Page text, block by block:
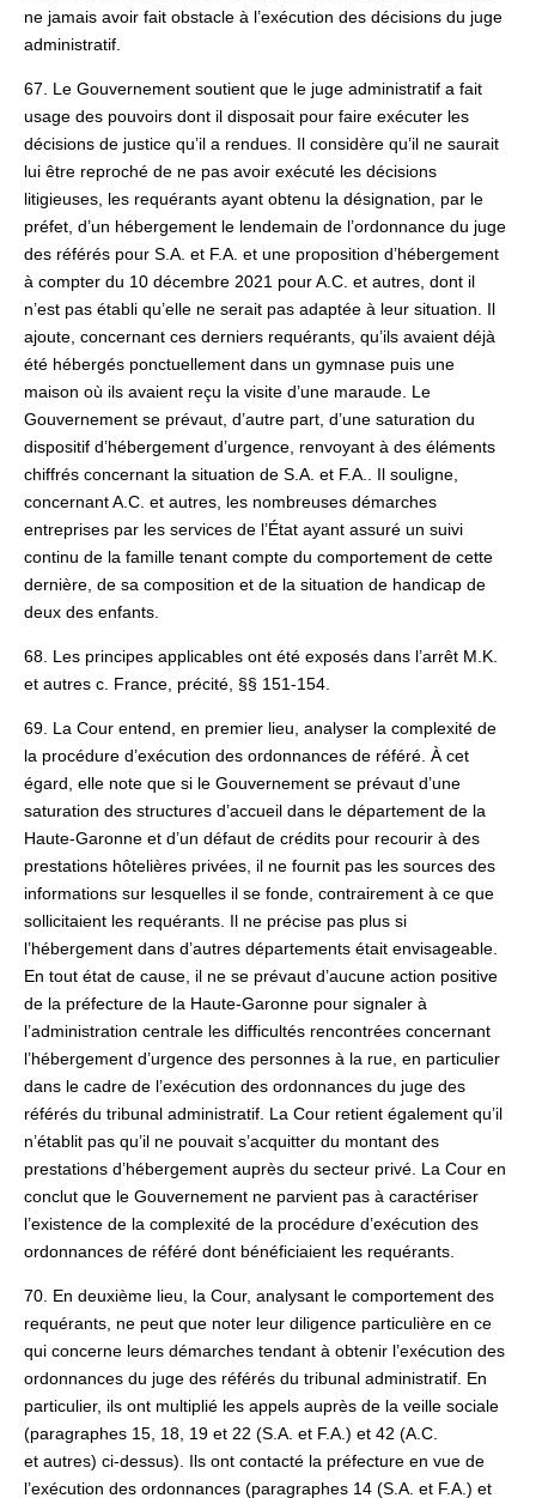
ne jamais avoir fait obstacle à l’exécution des décisions du juge
administratif.
67. Le Gouvernement soutient que le juge administratif a fait
usage des pouvoirs dont il disposait pour faire exécuter les
décisions de justice qu’il a rendues. Il considère qu’il ne saurait
lui être reproché de ne pas avoir exécuté les décisions
litigieuses, les requérants ayant obtenu la désignation, par le
préfet, d’un hébergement le lendemain de l’ordonnance du juge
des référés pour S.A. et F.A. et une proposition d’hébergement
à compter du 10 décembre 2021 pour A.C. et autres, dont il
n’est pas établi qu’elle ne serait pas adaptée à leur situation. Il
ajoute, concernant ces derniers requérants, qu’ils avaient déjà
été hébergés ponctuellement dans un gymnase puis une
maison où ils avaient reçu la visite d’une maraude. Le
Gouvernement se prévaut, d’autre part, d’une saturation du
dispositif d’hébergement d’urgence, renvoyant à des éléments
chiffrés concernant la situation de S.A. et F.A.. Il souligne,
concernant A.C. et autres, les nombreuses démarches
entreprises par les services de l’État ayant assuré un suivi
continu de la famille tenant compte du comportement de cette
dernière, de sa composition et de la situation de handicap de
deux des enfants.
68. Les principes applicables ont été exposés dans l’arrêt M.K.
et autres c. France, précité, §§ 151-154.
69. La Cour entend, en premier lieu, analyser la complexité de
la procédure d’exécution des ordonnances de référé. À cet
égard, elle note que si le Gouvernement se prévaut d’une
saturation des structures d’accueil dans le département de la
Haute-Garonne et d’un défaut de crédits pour recourir à des
prestations hôtelières privées, il ne fournit pas les sources des
informations sur lesquelles il se fonde, contrairement à ce que
sollicitaient les requérants. Il ne précise pas plus si
l’hébergement dans d’autres départements était envisageable.
En tout état de cause, il ne se prévaut d’aucune action positive
de la préfecture de la Haute-Garonne pour signaler à
l’administration centrale les difficultés rencontrées concernant
l’hébergement d’urgence des personnes à la rue, en particulier
dans le cadre de l’exécution des ordonnances du juge des
référés du tribunal administratif. La Cour retient également qu’il
n’établit pas qu’il ne pouvait s’acquitter du montant des
prestations d’hébergement auprès du secteur privé. La Cour en
conclut que le Gouvernement ne parvient pas à caractériser
l’existence de la complexité de la procédure d’exécution des
ordonnances de référé dont bénéficiaient les requérants.
70. En deuxième lieu, la Cour, analysant le comportement des
requérants, ne peut que noter leur diligence particulière en ce
qui concerne leurs démarches tendant à obtenir l’exécution des
ordonnances du juge des référés du tribunal administratif. En
particulier, ils ont multiplié les appels auprès de la veille sociale
(paragraphes 15, 18, 19 et 22 (S.A. et F.A.) et 42 (A.C.
et autres) ci-dessus). Ils ont contacté la préfecture en vue de
l’exécution des ordonnances (paragraphes 14 (S.A. et F.A.) et